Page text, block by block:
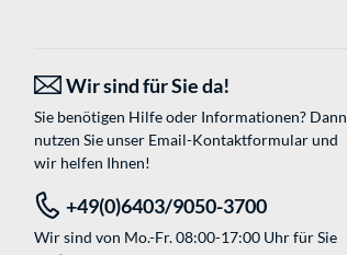
Wir sind für Sie da!
Sie benötigen Hilfe oder Informationen? Dann
nutzen Sie unser Email-Kontaktformularund
wir helfen Ihnen!
+49(0)6403/9050-3700
Wir sind von Mo.-Fr. 08:00-17:00 Uhr für Sie